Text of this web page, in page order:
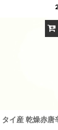
タイ産 乾燥赤